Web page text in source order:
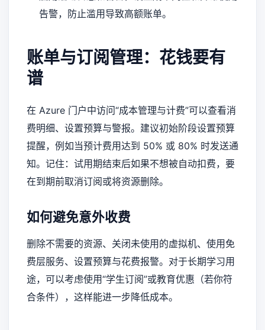
告警，防止滥用导致高额账单。
账单与订阅管理：花钱要有
谱
在 Azure 门户中访问“成本管理与计费”可以查看消
费明细、设置预算与警报。建议初始阶段设置预算
提醒，例如当预计费用达到 50% 或 80% 时发送通
知。记住：试用期结束后如果不想被自动扣费，要
在到期前取消订阅或将资源删除。
如何避免意外收费
删除不需要的资源、关闭未使用的虚拟机、使用免
费层服务、设置预算与花费报警。对于长期学习用
途，可以考虑使用“学生订阅”或教育优惠（若你符
合条件），这样能进一步降低成本。